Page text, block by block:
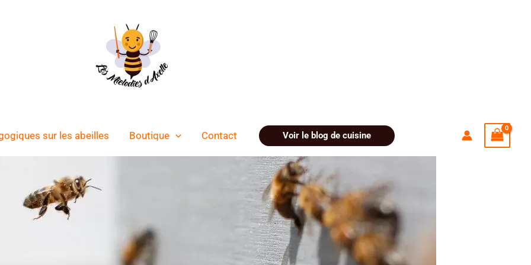
sur les abeilles Boutique Contact Voir le blog de cuisine